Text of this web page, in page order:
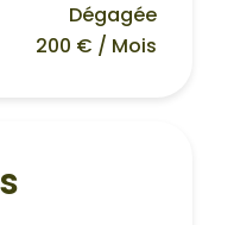
Dégagée
200 € / Mois